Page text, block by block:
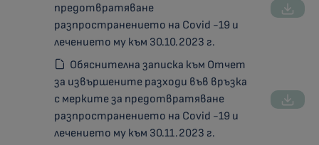
предотвратяване
разпространението на Covid -19 и
лечението му към 30.10.2023 г.
Обяснителна записка към Отчет
за извършените разходи във връзка
с мерките за предотвратяване
разпространението на Covid -19 и
лечението му към 30.11.2023 г.